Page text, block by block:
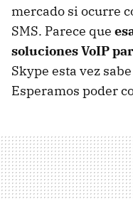
mercado si ocurre
SMS. Parece que
soluciones VoIP
Skype esta vez
Esperamos poder